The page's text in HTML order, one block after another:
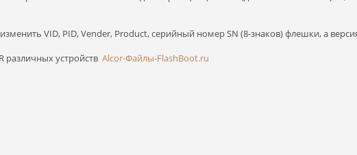
изменить VID, PID, Vender, Product, серийный номер SN (8-знаков) флешки, а
различных устройств Alcor-Файлы-FlashBoot.ru